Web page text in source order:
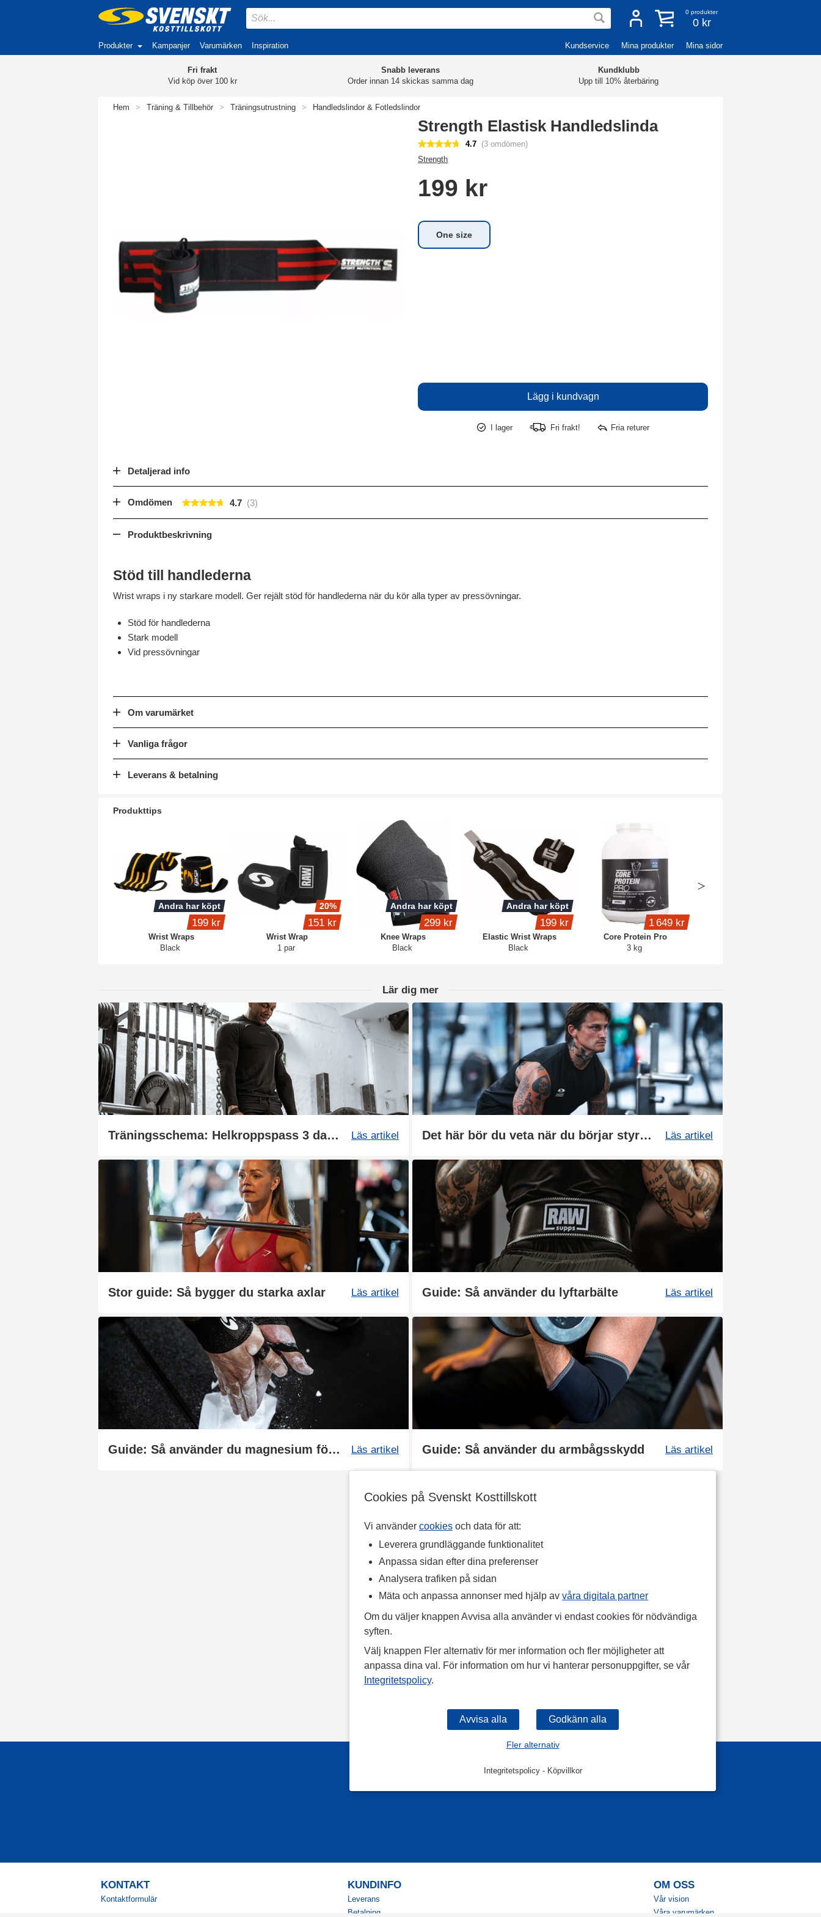
Cookies på Svenskt Kosttillskott
Vi använder cookies och data för att:
Leverera grundläggande funktionalitet
Anpassa sidan efter dina preferenser
Analysera trafiken på sidan
Mäta och anpassa annonser med hjälp av våra digitala partner
Om du väljer knappen Avvisa alla använder vi endast cookies för nödvändiga
syften.
Välj knappen Fler alternativ för mer information och fler möjligheter att
anpassa dina val. För information om hur vi hanterar personuppgifter, se vår
Integritetspolicy.
Fler alternativ
Integritetspolicy- Köpvillkor
0 produkter
0 kr
Produkter Kampanjer Varumärken Inspiration Kundservice Mina produkter Mina sidor
Fri frakt
Vid köp över 100 kr
Snabb leverans
Order innan 14 skickas samma dag
Kundklubb
Upp till 10% återbäring
Hem > Träning & Tillbehör > Träningsutrustning > Handledslindor & Fotledslindor
Strength Elastisk Handledslinda
4.7 (3 omdömen)
Strength
199 kr
One size
I lager Fri frakt! Fria returer
Detaljerad info
Omdömen 4.7
Produktbeskrivning
Stöd till handlederna
Wrist wraps i ny starkare modell. Ger rejält stöd för handlederna när du kör alla typer av pressövningar.
Stöd för handlederna
Stark modell
Vid pressövningar
Om varumärket
Vanliga frågor
Leverans & betalning
Produkttips
Wrist Wraps
Black
Andra har köpt
199 kr
Wrist Wrap
1 par
20%
151 kr
Knee Wraps
Black
Andra har köpt
299 kr
Elastic Wrist Wraps
Black
Andra har köpt
199 kr
Core Protein Pro
3 kg
1 649 kr
Lär dig mer
Träningsschema: Helkroppspass 3 dagar Läs artikel Det här bör du veta när du börjar styrketräna Läs artikel
Stor guide: Så bygger du starka axlar Läs artikel Guide: Så använder du lyftarbälte Läs artikel
Guide: Så använder du magnesium för bättre grepp Läs artikel Guide: Så använder du armbågsskydd Läs artikel
KONTAKT
Kontaktformulär
KUNDINFO
Leverans
Betalning
OM OSS
Vår vision
Våra varumärken